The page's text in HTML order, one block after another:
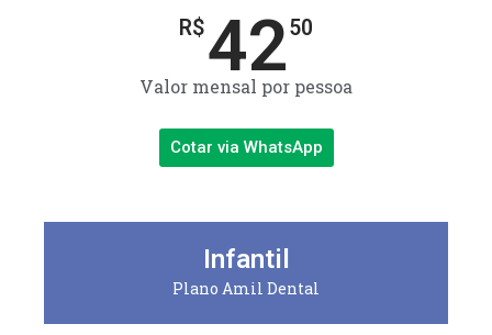
R$4250
Valor mensal por pessoa
Cotar via WhatsApp
Infantil
Plano Amil Dental